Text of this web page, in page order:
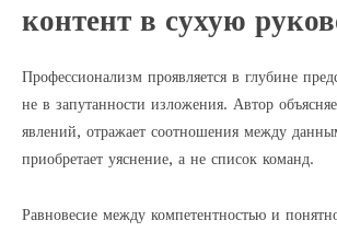
контент в сухую
Профессионализм проявляется в глубине
не в запутанности изложения. Автор
явлений, отражает соотношения между
приобретает уяснение, а не список команд.
Равновесие между компетентностью и